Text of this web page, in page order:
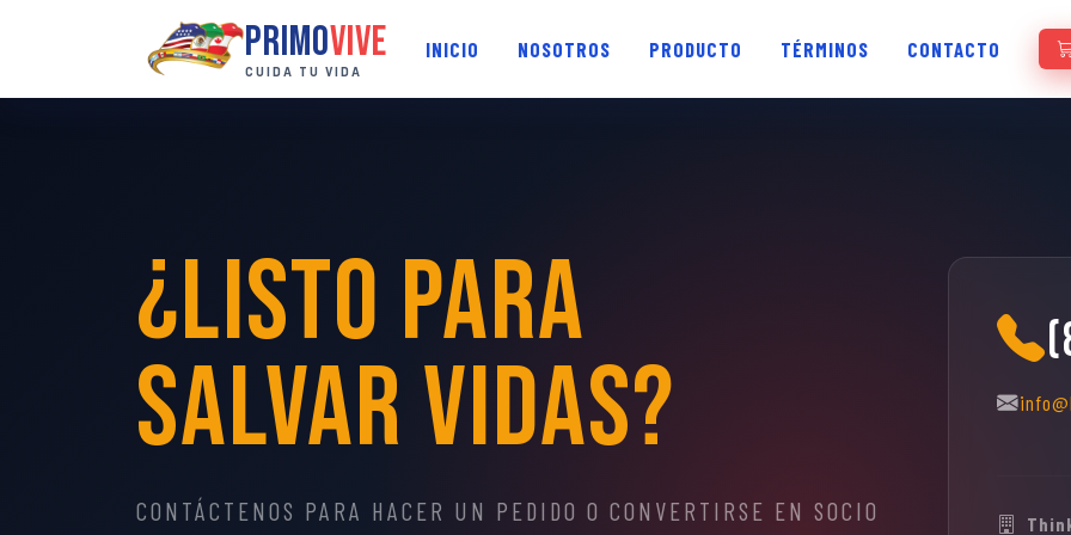
Primovive
CUIDA TU VIDA
INICIO NOSOTROS PRODUCTO TÉRMINOS CONTACTO
¿Listo para
Salvar Vidas?
CONTÁCTENOS PARA HACER UN PEDIDO O CONVERTIRSE EN SOCIO